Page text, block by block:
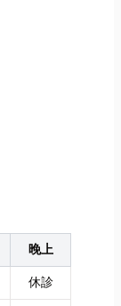
晚上
休診